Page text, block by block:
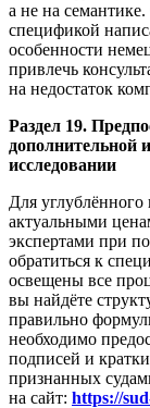
а не на
спецификой
особенности
привлечь
на недостаток
Раздел 19.
дополнительной
исследовании
Для углублённого
актуальными
экспертами при
обратиться к
освещены все
вы найдёте
правильно
необходимо
подписей и
признанных
на сайт: https://